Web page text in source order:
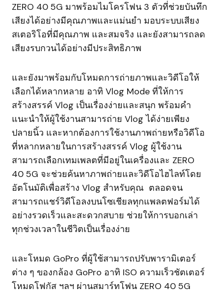
ZERO 40 5G มาพร้อมไมโครโฟน 3 ตัวที่ช่วยบันทึก
เสียงได้อย่างมีคุณภาพและแม่นยำ มอบระบบเสียง
สเตอริโอที่มีคุณภาพ และสมจริง และยังสามารถลด
เสียงรบกวนได้อย่างมีประสิทธิภาพ
และยังมาพร้อมกับโหมดการถ่ายภาพและวิดีโอให้
เลือกได้หลากหลาย อาทิ Vlog Mode ที่ให้การ
สร้างสรรค์ Vlog เป็นเรื่องง่ายและสนุก พร้อมคำ
แนะนำให้ผู้ใช้งานสามารถ่าย Vlog ได้ง่ายเพียง
ปลายนิ้ว และหากต้องการใช้งานภาพถ่ายหรือวิดีโอ
ที่หลากหลายในการสร้างสรรค์ Vlog ผู้ใช้งาน
สามารถเลือกเทมเพลตที่มีอยู่ในเครื่องและ ZERO
40 5G จะช่วยค้นหาภาพถ่ายและวิดีโอไฮไลท์โดย
อัตโนมัติเพื่อสร้าง Vlog สำหรับคุณ ตลอดจน
สามารถแชร์วิดีโอลงบนโซเชียลทุกแพลตฟอร์มได้
อย่างรวดเร็วและสะดวกสบาย ช่วยให้การบอกเล่า
ทุกช่วงเวลาในชีวิตเป็นเรื่องง่าย
และโหมด GoPro ที่ผู้ใช้สามารถปรับพารามิเตอร์
ต่าง ๆ ของกล้อง GoPro อาทิ ISO ความเร็วชัตเตอร์
โหมดโฟกัส ฯลฯ ผ่านสมาร์ทโฟน ZERO 40 5G